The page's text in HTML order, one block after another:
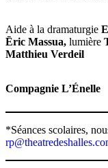
Aide à la dramaturgie
Ēric Massua, lumière
Matthieu Verdeil
Compagnie L’Énelle
*Séances scolaires,